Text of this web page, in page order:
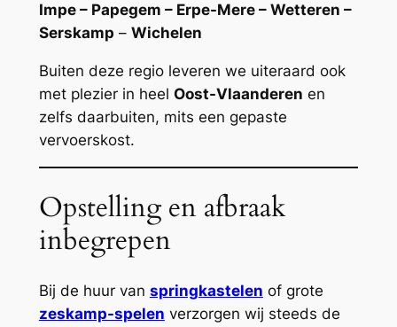
Impe – Papegem – Erpe-Mere – Wetteren –
Serskamp – Wichelen
Buiten deze regio leveren we uiteraard ook
met plezier in heel Oost-Vlaanderen en
zelfs daarbuiten, mits een gepaste
vervoerskost.
Opstelling en afbraak
inbegrepen
Bij de huur van springkastelen of grote
zeskamp-spelen verzorgen wij steeds de